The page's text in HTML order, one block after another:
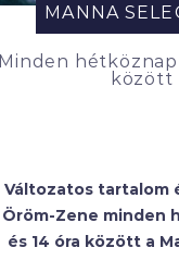
MANNA
Minden hétköznap
között
Változatos tartalom
Öröm-Zene minden
és 14 óra között a